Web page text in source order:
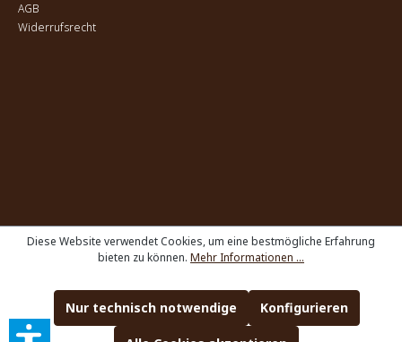
AGB
Widerrufsrecht
Diese Website verwendet Cookies, um eine bestmögliche Erfahrung
bieten zu können. Mehr Informationen ...
Nur technisch notwendige Konfigurieren